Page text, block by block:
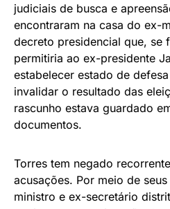
judiciais de busca e
encontraram na casa do ex-
decreto presidencial que, se
permitiria ao ex-presidente
estabelecer estado de
invalidar o resultado das
rascunho estava guardado
documentos.
Torres tem negado
acusações. Por meio de
ministro e ex-secretário